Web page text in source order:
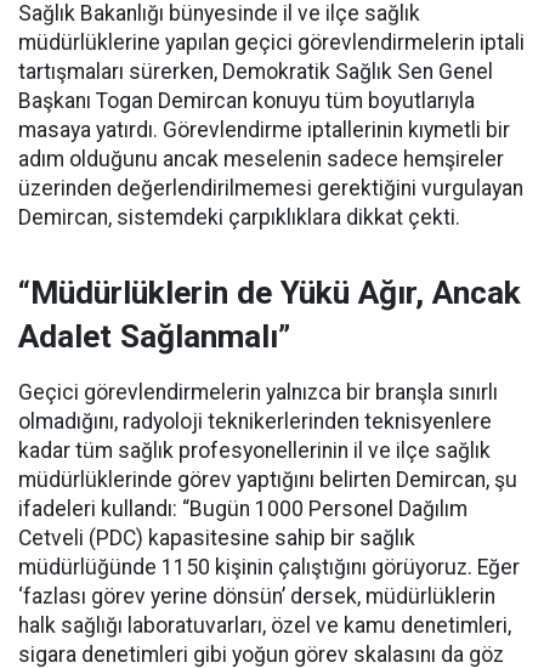
Sağlık Bakanlığı bünyesinde il ve ilçe sağlık
müdürlüklerine yapılan geçici görevlendirmelerin iptali
tartışmaları sürerken, Demokratik Sağlık Sen Genel
Başkanı Togan Demircan konuyu tüm boyutlarıyla
masaya yatırdı. Görevlendirme iptallerinin kıymetli bir
adım olduğunu ancak meselenin sadece hemşireler
üzerinden değerlendirilmemesi gerektiğini vurgulayan
Demircan, sistemdeki çarpıklıklara dikkat çekti.
“Müdürlüklerin de Yükü Ağır, Ancak
Adalet Sağlanmalı”
Geçici görevlendirmelerin yalnızca bir branşla sınırlı
olmadığını, radyoloji teknikerlerinden teknisyenlere
kadar tüm sağlık profesyonellerinin il ve ilçe sağlık
müdürlüklerinde görev yaptığını belirten Demircan, şu
ifadeleri kullandı: “Bugün 1000 Personel Dağılım
Cetveli (PDC) kapasitesine sahip bir sağlık
müdürlüğünde 1150 kişinin çalıştığını görüyoruz. Eğer
‘fazlası görev yerine dönsün’ dersek, müdürlüklerin
halk sağlığı laboratuvarları, özel ve kamu denetimleri,
sigara denetimleri gibi yoğun görev skalasını da göz